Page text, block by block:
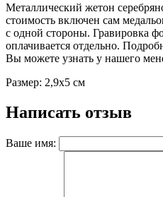
Металлический жетон
стоимость включен сам
с одной стороны. Гравировка
оплачивается отдельно.
Вы можете узнать у нашего
Размер: 2,9х5 см
Написать отзыв
Ваше имя: